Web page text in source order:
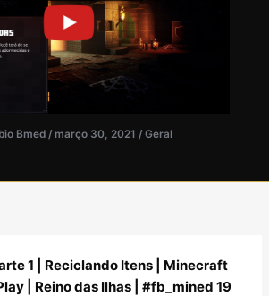
Bmed / março 30, 2021 / Geral
1 | Reciclando Itens | Minecraft
| Reino das Ilhas | #fb_mined 19